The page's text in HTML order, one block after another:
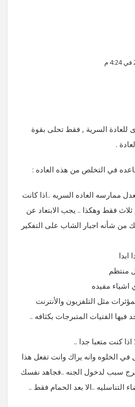
للعادة السرية , فقط تحلى بقوة
.
في التخلص من هذه العاده :
ممارسه العاده السريه ..اذا كانت
ثلاث فقط وهكذا .. يجب الابتعاد عن
من شأنه اجبار الشاب على التفكير
ابدا
منتظم
اشياء مفيده
مثل التلفزيون والأنترنت
فيها الفتيات المتبرجات بكثافه ..
اذا كنت متعبا جدا ..
الخلوه وانه يراك وانت تفعل هذا
سبب لدخول الجنه ..فجاهد نفسك
التناسليه ..الا بعد الحمام فقط ..